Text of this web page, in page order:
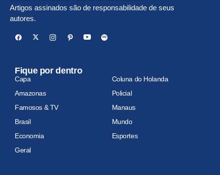
Artigos assinados são de responsabilidade de seus
autores.
Fique por dentro
Capa
Coluna do Holanda
Amazonas
Policial
Famosos & TV
Manaus
Brasil
Mundo
Economia
Esportes
Geral